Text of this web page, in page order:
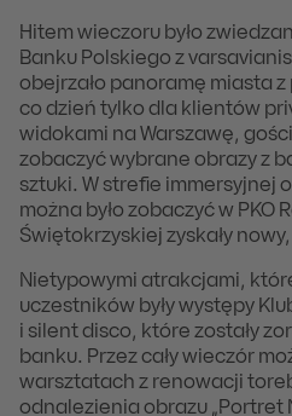
Hitem wieczoru było
Banku Polskiego z
obejrzało panoramę miasta
co dzień tylko dla klientów
widokami na Warszawę,
zobaczyć wybrane obrazy z
sztuki. W strefie immersyjnej
można było zobaczyć w PKO
Świętokrzyskiej zyskały
Nietypowymi atrakcjami,
uczestników były występy
i silent disco, które zostały
banku. Przez cały wieczór
warsztatach z renowacji
odnalezienia obrazu „Portret